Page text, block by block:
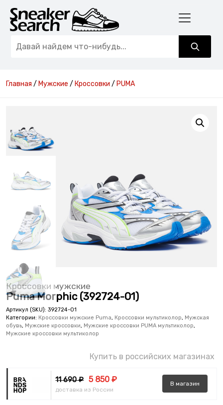
Главная / Мужские / Кроссовки / PUMA
Кроссовки мужские
Puma Morphic (392724-01)
Артикул (SKU): 392724-01
Категории: Кроссовки мужские Puma, Кроссовки мультиколор, Мужская
обувь, Мужские кроссовки, Мужские кроссовки PUMA мультиколор,
Мужские кроссовки мультиколор
Купить в российских магазинах
11 690 ₽ 5 850 ₽
доставка из России
В магазин